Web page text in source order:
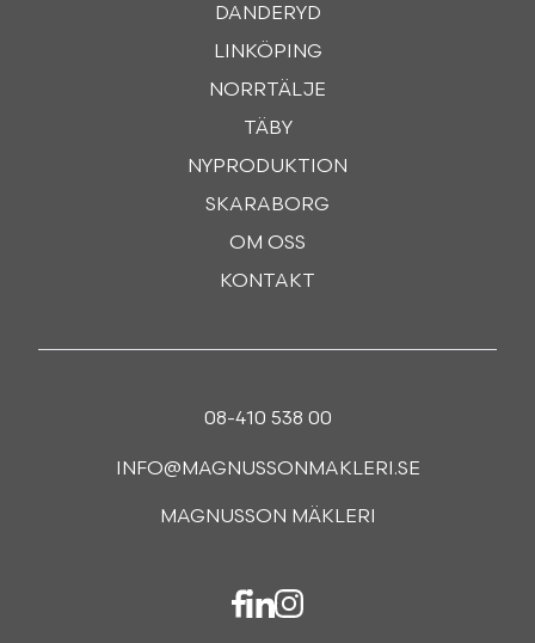
DANDERYD
LINKÖPING
NORRTÄLJE
TÄBY
NYPRODUKTION
SKARABORG
OM OSS
KONTAKT
08-410 538 00
INFO@MAGNUSSONMAKLERI.SE
MAGNUSSON MÄKLERI